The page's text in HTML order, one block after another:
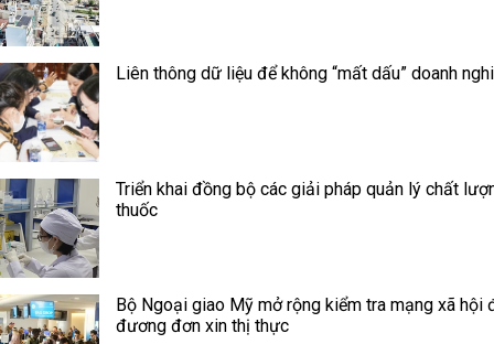
Liên thông dữ liệu để không “mất dấu” doanh
Triển khai đồng bộ các giải pháp quản lý chất
thuốc
Bộ Ngoại giao Mỹ mở rộng kiểm tra mạng xã hội
đương đơn xin thị thực